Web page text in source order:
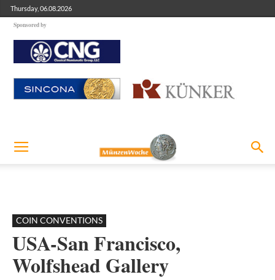
Thursday, 06.08.2026
Sponsored by
COIN CONVENTIONS
USA-San Francisco,
Wolfshead Gallery